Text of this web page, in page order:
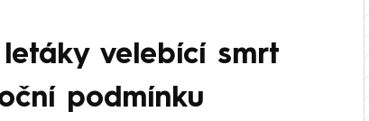
velebící smrt
podmínku